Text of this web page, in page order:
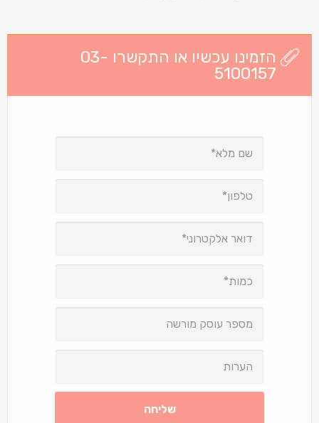
הזמינו עכשיו או התקשרו 03-
5100157